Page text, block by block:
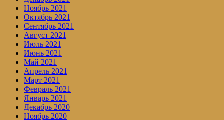
Ноябрь 2021
Октябрь 2021
Сентябрь 2021
Август 2021
Июль 2021
Июнь 2021
Май 2021
Апрель 2021
Март 2021
Февраль 2021
Январь 2021
Декабрь 2020
Ноябрь 2020